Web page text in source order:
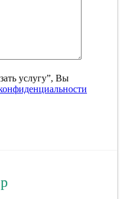
услугу”, Вы